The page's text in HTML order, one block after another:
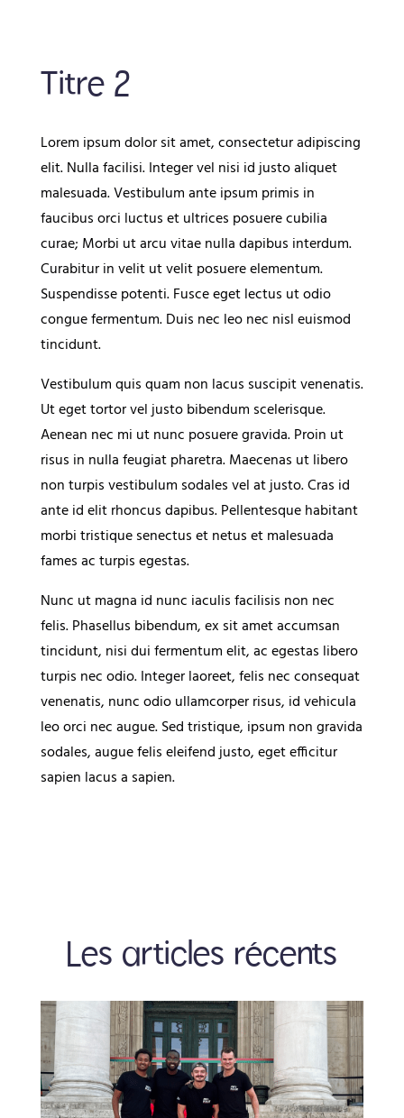
Titre 2
Lorem ipsum dolor sit amet, consectetur adipiscing
elit. Nulla facilisi. Integer vel nisi id justo aliquet
malesuada. Vestibulum ante ipsum primis in
faucibus orci luctus et ultrices posuere cubilia
curae; Morbi ut arcu vitae nulla dapibus interdum.
Curabitur in velit ut velit posuere elementum.
Suspendisse potenti. Fusce eget lectus ut odio
congue fermentum. Duis nec leo nec nisl euismod
tincidunt.
Vestibulum quis quam non lacus suscipit venenatis.
Ut eget tortor vel justo bibendum scelerisque.
Aenean nec mi ut nunc posuere gravida. Proin ut
risus in nulla feugiat pharetra. Maecenas ut libero
non turpis vestibulum sodales vel at justo. Cras id
ante id elit rhoncus dapibus. Pellentesque habitant
morbi tristique senectus et netus et malesuada
fames ac turpis egestas.
Nunc ut magna id nunc iaculis facilisis non nec
felis. Phasellus bibendum, ex sit amet accumsan
tincidunt, nisi dui fermentum elit, ac egestas libero
turpis nec odio. Integer laoreet, felis nec consequat
venenatis, nunc odio ullamcorper risus, id vehicula
leo orci nec augue. Sed tristique, ipsum non gravida
sodales, augue felis eleifend justo, eget efficitur
sapien lacus a sapien.
Les articles récents